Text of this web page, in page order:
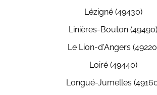
Lézigné (49430)
Linières-Bouton (49490)
Le Lion-d'Angers
Loiré (49440)
Longué-Jumelles